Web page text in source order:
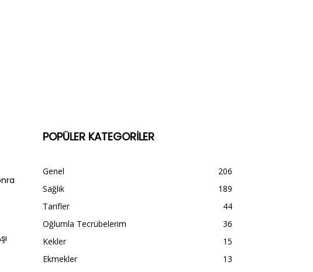
POPÜLER KATEGORİLER
Genel
206
Sağlık
189
Tarifler
44
Oğlumla Tecrübelerim
36
Kekler
15
Ekmekler
13